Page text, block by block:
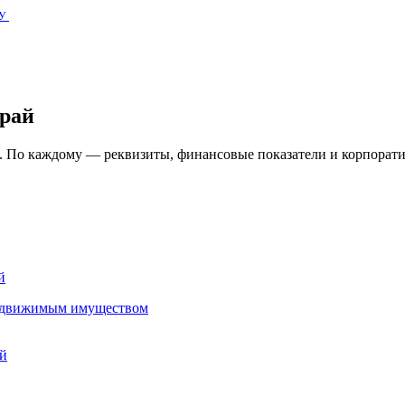
каждому — реквизиты, финансовые показатели и
имуществом